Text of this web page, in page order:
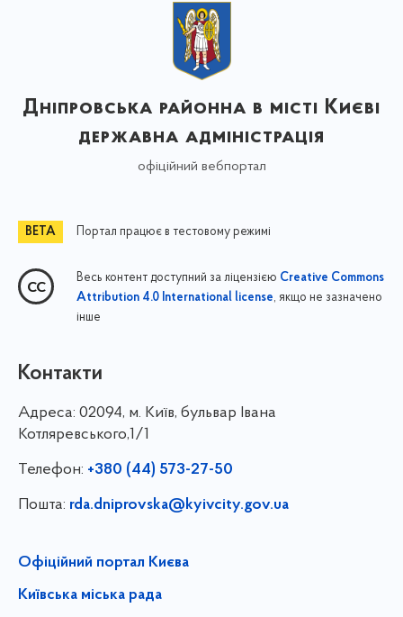
Дніпровська районна в місті Києві
державна адміністрація
офіційний вебпортал
Портал працює в тестовому режимі
Весь контент доступний за ліцензією Creative Commons
Attribution 4.0 International license, якщо не зазначено
інше
Контакти
Адреса: 02094, м. Київ, бульвар Івана
Котляревського,1/1
Телефон: +380 (44) 573-27-50
Пошта: rda.dniprovska@kyivcity.gov.ua
Офіційний портал Києва
Київська міська рада